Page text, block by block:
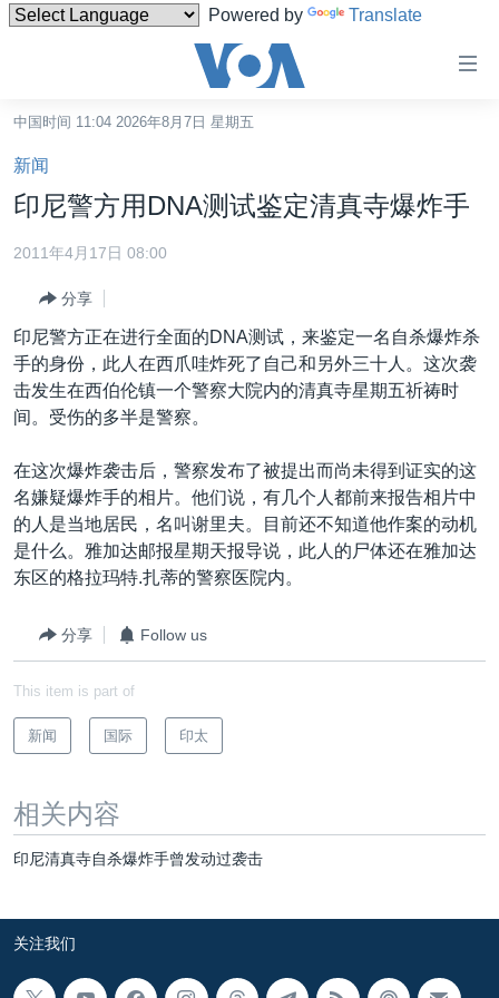
Powered by Translate
碍
链
接
跳
转
容
跳
到
检
港澳
国际
最新国际新闻
印太
中东
欧洲
非洲
美洲
全球议题
分类新闻
经济·金融·贸易
人权·法律·宗教
科教·文娱·体健
军事
劳工
环境
美中关系
热点专题
白宫要闻
国会报道
美中关系
美国建国250周年
埃博拉疫情
重要讲话与声明
南中国海争端
关注西藏
GEN Z 看美国
VOA视频
VOA今日焦点
中文广播
关注我们
其他语言网站
中国时间 11:04 2026年8月7日 星期五
新闻
印尼警方用DNA测试鉴定清真寺爆炸手
2011年4月17日 08:00
分享
印尼警方正在进行全面的DNA测试，来鉴定一名自杀爆炸杀
手的身份，此人在西爪哇炸死了自己和另外三十人。这次袭
击发生在西伯伦镇一个警察大院内的清真寺星期五祈祷时
间。受伤的多半是警察。
在这次爆炸袭击后，警察发布了被提出而尚未得到证实的这
名嫌疑爆炸手的相片。他们说，有几个人都前来报告相片中
的人是当地居民，名叫谢里夫。目前还不知道他作案的动机
是什么。雅加达邮报星期天报导说，此人的尸体还在雅加达
东区的格拉玛特.扎蒂的警察医院内。
分享 Follow us
This item is part of
新闻 国际 印太
相关内容
印尼清真寺自杀爆炸手曾发动过袭击
关注我们